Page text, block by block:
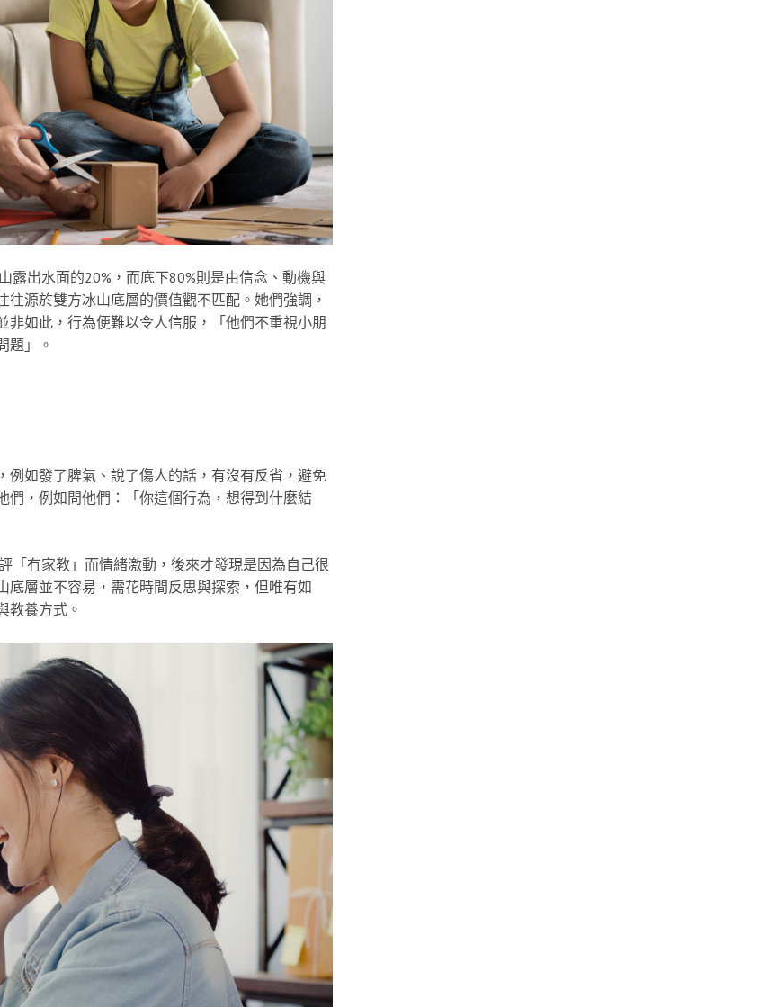
露出水面的20%，而底下80%則是由信念、動機與
源於雙方冰山底層的價值觀不匹配。她們強調，
如此，行為便難以令人信服，「他們不重視小朋
題」。
如發了脾氣、說了傷人的話，有沒有反省，避免
，例如問他們：「你這個行為，想得到什麼結
「冇家教」而情緒激動，後來才發現是因為自己很
層並不容易，需花時間反思與探索，但唯有如
教養方式。